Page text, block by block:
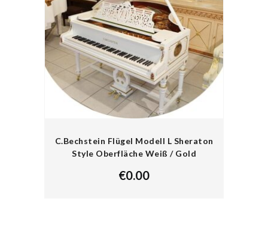
C.Bechstein Flügel Modell L Sheraton
Style Oberfläche Weiß / Gold
€0.00